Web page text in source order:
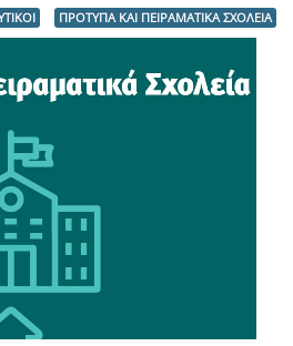
ΠΡΟΤΥΠΑ ΚΑΙ ΠΕΙΡΑΜΑΤΙΚΑ ΣΧΟΛΕΙΑ